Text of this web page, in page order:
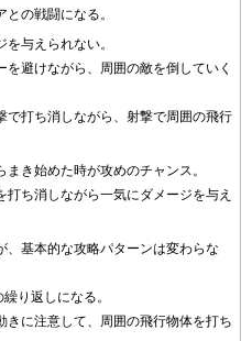
の戦闘になる。
与えられない。
避けながら、周囲の敵を倒していく
で打ち消しながら、射撃で周囲の飛行
き始めた時が攻めのチャンス。
ち消しながら一気にダメージを与え
基本的な攻略パターンは変わらな
り返しになる。
に注意して、周囲の飛行物体を打ち